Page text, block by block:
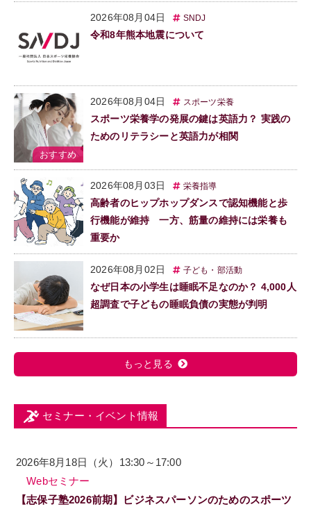
2026年08月04日 SNDJ
令和8年熊本地震について
2026年08月04日 スポーツ栄養
スポーツ栄養学の発展の鍵は英語力？ 実践の
ためのリテラシーと英語力が相関
2026年08月03日 栄養指導
高齢者のヒップホップダンスで認知機能と歩
行機能が維持 一方、筋量の維持には栄養も
重要か
2026年08月02日 子ども・部活動
なぜ日本の小学生は睡眠不足なのか？ 4,000人
超調査で子どもの睡眠負債の実態が判明
もっと見る
セミナー・イベント情報
2026年8月18日（火）13:30～17:00
Webセミナー
【志保子塾2026前期】ビジネスパーソンのためのスポーツ